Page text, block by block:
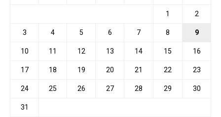
1 2
3 4 5 6 7 8 9
10 11 12 13 14 15 16
17 18 19 20 21 22 23
24 25 26 27 28 29 30
31